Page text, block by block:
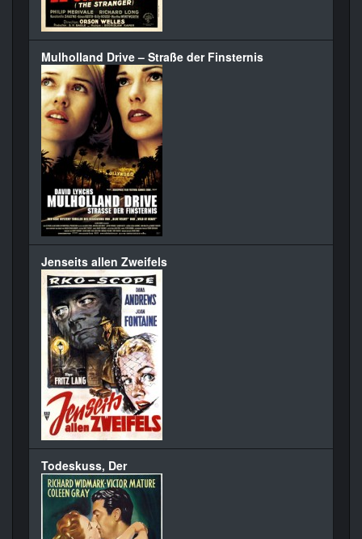
Mulholland Drive – Straße der Finsternis
Jenseits allen Zweifels
Todeskuss, Der